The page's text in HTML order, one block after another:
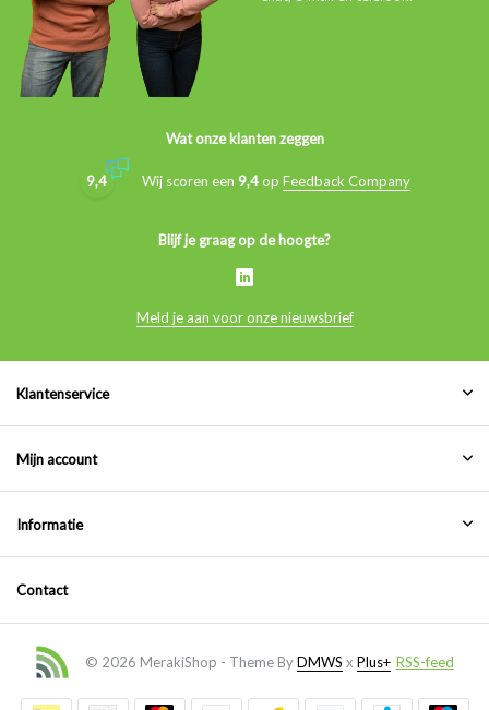
Wat onze klanten zeggen
9,4 Wij scoren een 9,4op Feedback Company
Blijf je graag op de hoogte?
Meld je aan voor onze nieuwsbrief
Klantenservice
Mijn account
Informatie
Contact
© 2026 MerakiShop - Theme ByDMWS x Plus+ RSS-feed